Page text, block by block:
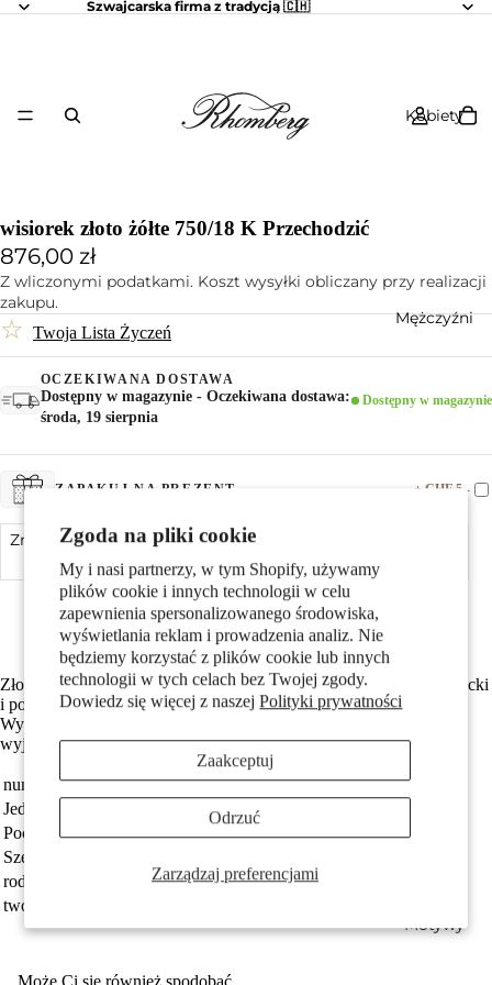
Zgoda na pliki cookie
My i nasi partnerzy, w tym Shopify, używamy
plików cookie i innych technologii w celu
zapewnienia spersonalizowanego środowiska,
wyświetlania reklam i prowadzenia analiz. Nie
będziemy korzystać z plików cookie lub innych
technologii w tych celach bez Twojej zgody.
Dowiedz się więcej z naszejPolityki prywatności
Zarządzaj preferencjami
Zaakceptuj
Odrzuć
Szwajcarska firma z tradycją 🇨🇭
Kobiety
Mężczyźni
Motywy
wisiorek złoto żółte 750/18 K Przechodzić
876,00 zł
Z wliczonymi podatkami. Koszt wysyłki obliczany przy realizacji
zakupu.
☆ Twoja Lista Życzeń
OCZEKIWANA DOSTAWA
Dostępny w magazynie - Oczekiwana dostawa:
środa, 19 sierpnia
Dostępny w magazynie
ZAPAKUJ NA PREZENT + CHF 5.-
Zmniejsz ilość
Made in Germany
Wykonane z odzyskanego złota
Darmowa dostawa
Złoty wisiorek 750 z żółtego złota w kształcie krzyża Ankh. Elegancki
i ponadczasowy dodatek, idealny na co dzień i specjalne okazje.
Wysoka jakość wykonania i klasyczny design sprawiają, że jest to
wyjątkowa ozdoba dla Ciebie lub bliskiej osoby.
numer zamówienia
183027
Jednostka
sztuka
Pochodzenie
Made in Germany
Szerokość
rodzaj biżuterii
wisiorek
tworzywo
Może Ci się również spodobać